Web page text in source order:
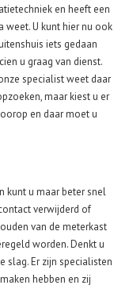
en heeft een
weet. U kunt hier nu ook
iets gedaan
u graag van dienst.
specialist weet daar
maar kiest u er
en daar moet u
kunt u maar beter snel
verwijderd of
van de meterkast
worden. Denkt u
slag. Er zijn specialisten
hebben en zij